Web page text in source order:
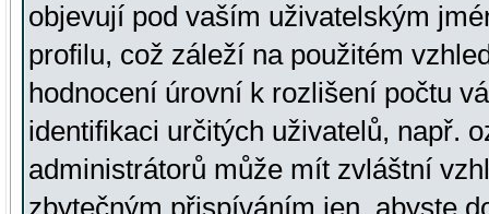
objevují pod vaším uživatelským
profilu, což záleží na použitém
hodnocení úrovní k rozlišení počtu
identifikaci určitých uživatelů, např.
administrátorů může mít zvláštní
zbytečným přispíváním jen, abyste